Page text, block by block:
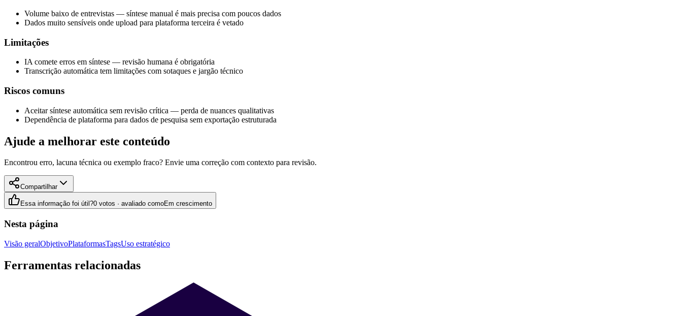
Volume baixo de entrevistas — síntese manual é mais precisa com poucos dados
Dados muito sensíveis onde upload para plataforma terceira é vetado
Limitações
IA comete erros em síntese — revisão humana é obrigatória
Transcrição automática tem limitações com sotaques e jargão técnico
Riscos comuns
Aceitar síntese automática sem revisão crítica — perda de nuances qualitativas
Dependência de plataforma para dados de pesquisa sem exportação estruturada
Ajude a melhorar este conteúdo
Encontrou erro, lacuna técnica ou exemplo fraco? Envie uma correção com contexto para revisão.
Compartilhar
Essa informação foi útil?0 votos · avaliado comoEm crescimento
Nesta página
Visão geralObjetivoPlataformasTagsUso estratégico
Ferramentas relacionadas